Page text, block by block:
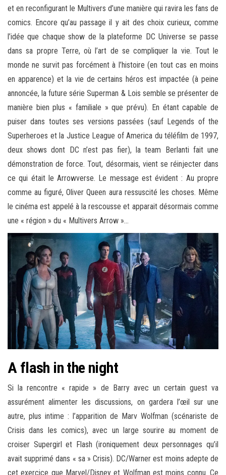
et en reconfigurant le Multivers d’une manière qui ravira les fans de
comics. Encore qu’au passage il y ait des choix curieux, comme
l’idée que chaque show de la plateforme DC Universe se passe
dans sa propre Terre, où l’art de se compliquer la vie. Tout le
monde ne survit pas forcément à l’histoire (en tout cas en moins
en apparence) et la vie de certains héros est impactée (à peine
annoncée, la future série Superman & Lois semble se présenter de
manière bien plus « familiale » que prévu). En étant capable de
puiser dans toutes ses versions passées (sauf Legends of the
Superheroes et la Justice League of America du téléfilm de 1997,
deux shows dont DC n’est pas fier), la team Berlanti fait une
démonstration de force. Tout, désormais, vient se réinjecter dans
ce qui était le Arrowverse. Le message est évident : Au propre
comme au figuré, Oliver Queen aura ressuscité les choses. Même
le cinéma est appelé à la rescousse et apparait désormais comme
une « région » du « Multivers Arrow »…
A flash in the night
Si la rencontre « rapide » de Barry avec un certain guest va
assurément alimenter les discussions, on gardera l’œil sur une
autre, plus intime : l’apparition de Marv Wolfman (scénariste de
Crisis dans les comics), avec un large sourire au moment de
croiser Supergirl et Flash (ironiquement deux personnages qu’il
avait supprimé dans « sa » Crisis). DC/Warner est moins adepte de
cet exercice que Marvel/Disney et Wolfman est moins connu. Ce